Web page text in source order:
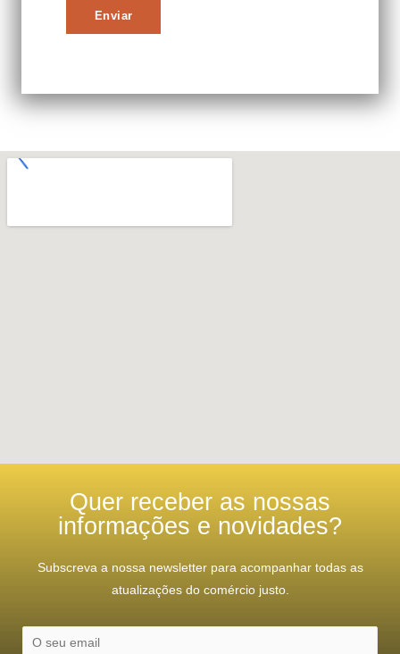
Quer receber as nossas
informações e novidades?
Subscreva a nossa newsletter para acompanhar todas as
atualizações do comércio justo.